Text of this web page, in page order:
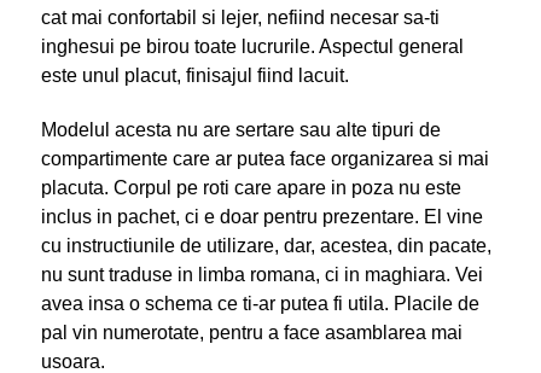
cat mai confortabil si lejer, nefiind necesar sa-ti
inghesui pe birou toate lucrurile. Aspectul general
este unul placut, finisajul fiind lacuit.
Modelul acesta nu are sertare sau alte tipuri de
compartimente care ar putea face organizarea si mai
placuta. Corpul pe roti care apare in poza nu este
inclus in pachet, ci e doar pentru prezentare. El vine
cu instructiunile de utilizare, dar, acestea, din pacate,
nu sunt traduse in limba romana, ci in maghiara. Vei
avea insa o schema ce ti-ar putea fi utila. Placile de
pal vin numerotate, pentru a face asamblarea mai
usoara.